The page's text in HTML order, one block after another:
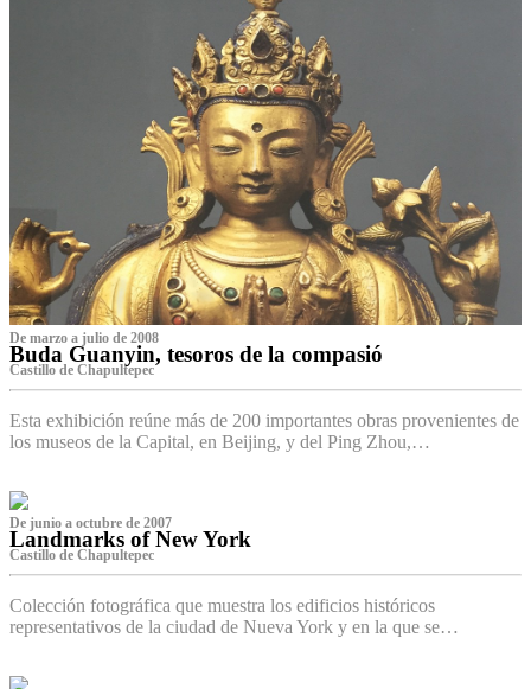
De marzo a julio de 2008
Buda Guanyin, tesoros de la compasió
Castillo de Chapultepec
Esta exhibición reúne más de 200 importantes obras provenientes de
los museos de la Capital, en Beijing, y del Ping Zhou,…
De junio a octubre de 2007
Landmarks of New York
Castillo de Chapultepec
Colección fotográfica que muestra los edificios históricos
representativos de la ciudad de Nueva York y en la que se…